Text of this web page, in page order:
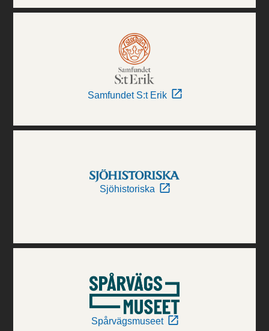
Samfundet S:t Erik
Sjöhistoriska
Spårvägsmuseet